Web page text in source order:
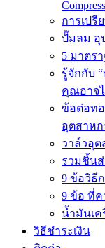
การเปรี
ปั๊มลม อุ
5 มาตร
รู้จักกับ
คุณอาจ
ข้อต่อทอ
อุตสาหก
วาล์วอุต
รวมชิ้น
9 ข้อวิธี
9 ข้อ ที่ค
น้ำมันเค
วิธีชำระเงิน